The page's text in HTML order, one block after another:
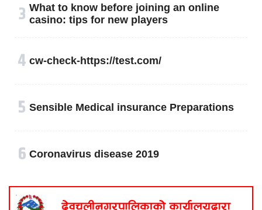
३ What to know before joining an online
casino: tips for new players
४ cw-check-https://test.com/
५ Sensible Medical insurance Preparations
६ Coronavirus disease 2019